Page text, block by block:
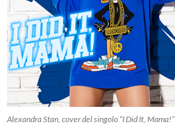
Alexandra Stan, cover del singolo “I Did It, Mama!”